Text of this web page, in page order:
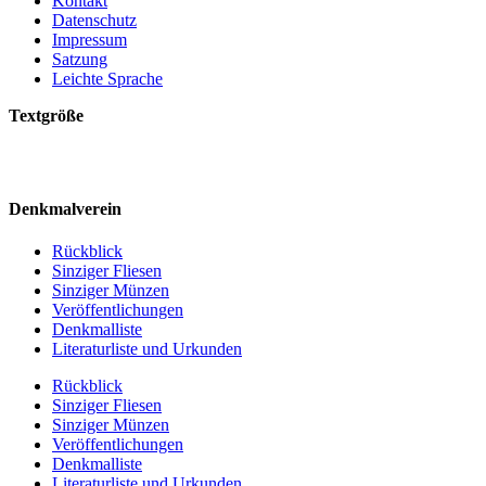
Datenschutz
Impressum
Satzung
Leichte Sprache
Textgröße
Denkmalverein
Rückblick
Sinziger Fliesen
Sinziger Münzen
Veröffentlichungen
Denkmalliste
Literaturliste und Urkunden
Rückblick
Sinziger Fliesen
Sinziger Münzen
Veröffentlichungen
Denkmalliste